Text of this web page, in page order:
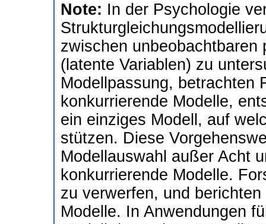
Note: In der Psychologie
zwischen
(latente Variablen) zu
Modellpassung, betrachten
konkurrierende Modelle,
ein einziges Modell, auf
stützen. Diese
Modellauswahl außer Acht
konkurrierende Modelle.
zu verwerfen, und
Modelle. In Anwendungen